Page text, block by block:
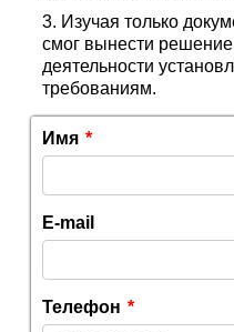
Изучая только
смог вынести решение
деятельности
требованиям.
Имя *
E-mail
Телефон *